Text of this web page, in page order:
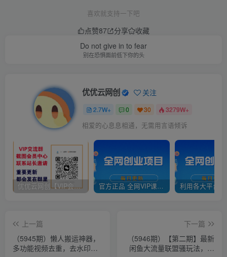
喜欢就支持一下吧
点赞87 分享
收藏
Do not give in to fear
别在恐惧面前低下你的头
优优云网创 关注
2.7W+ 0 30 3279W+
相爱的心息息相通，无需用言语倾诉
优优云网创【VIP会员专属交流群】 官方正品 全网VIP课程 无损下载~
上一篇
（5945期）懒人搬运神器，
多功能视频去重，去水印软
下一篇
（5946期）【第二期】最新
闲鱼大流量联盟骚玩法，单